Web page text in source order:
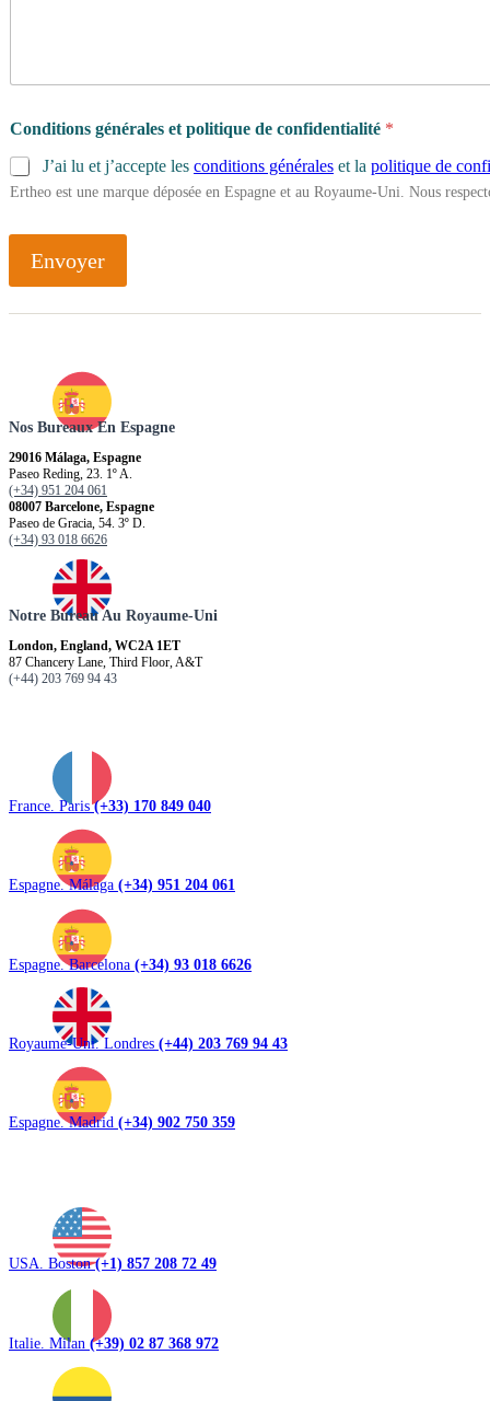
Conditions générales et politique de confidentialité *
J’ai lu et j’accepte les conditions générales et la politique de
Ertheo est une marque déposée en Espagne et au Royaume-Uni. Nous
Envoyer
Nos Bureaux En Espagne
29016 Málaga, Espagne
Paseo Reding, 23. 1º A.
(+34) 951 204 061
08007 Barcelone, Espagne
Paseo de Gracia, 54. 3º D.
(+34) 93 018 6626
Notre Bureau Au Royaume-Uni
London, England, WC2A 1ET
87 Chancery Lane, Third Floor, A&T
(+44) 203 769 94 43
France. Paris(+33) 170 849 040
Espagne. Málaga (+34) 951 204 061
Espagne. Barcelona (+34) 93 018 6626
Royaume-Uni. Londres (+44) 203 769 94 43
Espagne. Madrid (+34) 902 750 359
USA. Boston(+1) 857 208 72 49
Italie. Milan (+39) 02 87 368 972